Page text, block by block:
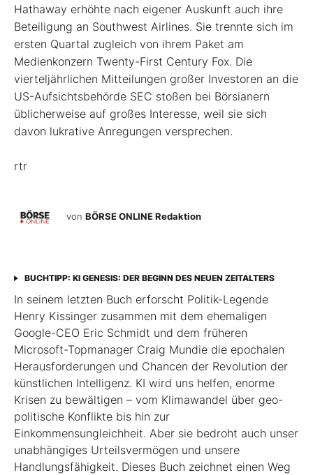
Hathaway erhöhte nach eigener Auskunft auch ihre
Beteiligung an Southwest Airlines. Sie trennte sich im
ersten Quartal zugleich von ihrem Paket am
Medienkonzern Twenty-First Century Fox. Die
vierteljährlichen Mitteilungen großer Investoren an die
US-Aufsichtsbehörde SEC stoßen bei Börsianern
üblicherweise auf großes Interesse, weil sie sich
davon lukrative Anregungen versprechen.
rtr
von BÖRSE ONLINE Redaktion
BUCHTIPP: KI GENESIS: DER BEGINN DES NEUEN ZEITALTERS
In seinem letzten Buch erforscht Politik-Legende
Henry Kissinger zusammen mit dem ehemaligen
Google-CEO Eric Schmidt und dem früheren
Microsoft-Topmanager Craig Mundie die epochalen
Herausforderungen und Chancen der Revolution der
künstlichen Intelligenz. KI wird uns helfen, enorme
Krisen zu bewältigen – vom Klimawandel über geo­
poli­tische Konflikte bis hin zur
Einkommensungleichheit. Aber sie bedroht auch unser
unabhängiges Urteilsvermögen und unsere
Handlungsfähigkeit. Dieses Buch zeichnet einen Weg